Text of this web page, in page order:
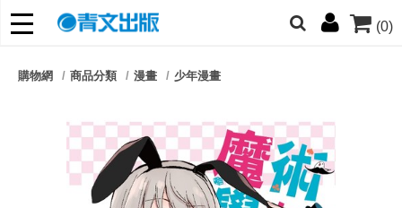
(0)
朋友們，提高警覺！
購物網 商品分類 漫畫 少年漫畫